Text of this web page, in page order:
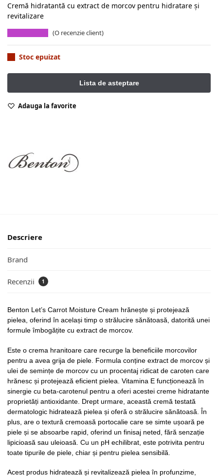
Cremă hidratantă cu extract de morcov pentru hidratare și
revitalizare
(O recenzie client)
Stoc epuizat
Adauga la favorite
Descriere
Brand
Recenzii 1
Benton Let’s Carrot Moisture Cream hrănește și protejează
pielea, oferind în același timp o strălucire sănătoasă, datorită unei
formule îmbogățite cu extract de morcov.
Este o crema hranitoare care recurge la beneficiile morcovilor
pentru a avea grija de piele. Formula conține extract de morcov și
ulei de semințe de morcov cu un procentaj ridicat de caroten care
hrănesc și protejează eficient pielea. Vitamina E funcționează în
sinergie cu beta-carotenul pentru a oferi acestei creme hidratante
proprietăți antioxidante. Drept urmare, această cremă testată
dermatologic hidratează pielea și oferă o strălucire sănătoasă. În
plus, are o textură cremoasă portocalie care se simte ușoară pe
piele și se absoarbe rapid, oferind un finisaj neted, fără senzație
lipicioasă sau uleioasă. Cu un pH echilibrat, este potrivita pentru
toate tipurile de piele, chiar și pentru pielea sensibilă.
Acest produs hidratează și revitalizează pielea în profunzime,